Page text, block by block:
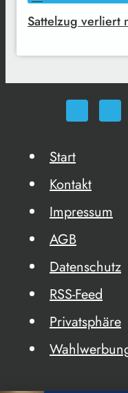
Sattelzug verliert
Start
Kontakt
Impressum
AGB
Datenschutz
RSS-Feed
Privatsphäre